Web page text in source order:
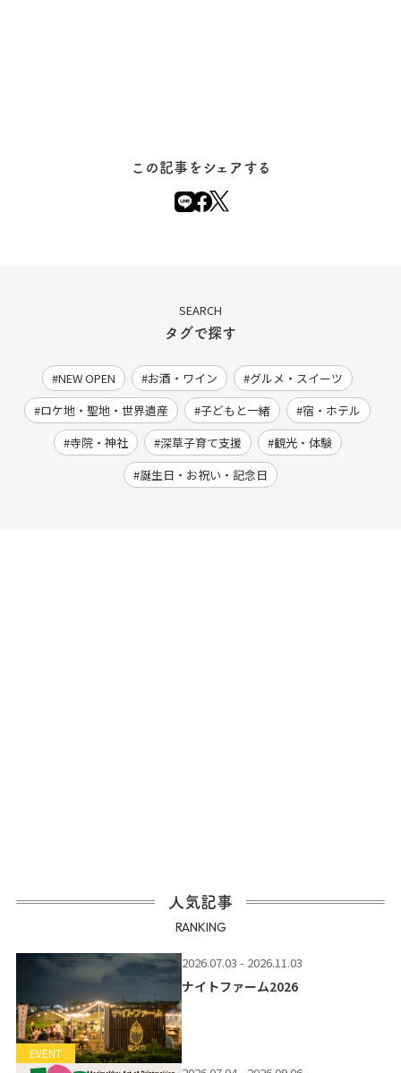
この記事をシェアする
SEARCH
タグで探す
NEW OPEN お酒・ワイン
グルメ・スイーツ
ロケ地・聖地・世界遺産
子どもと一緒
宿・ホテル
寺院・神社
深草子育て支援
観光・体験
誕生日・お祝い・記念日
人気記事
RANKING
EVENT
2026.07.03 - 2026.11.03
ナイトファーム2026